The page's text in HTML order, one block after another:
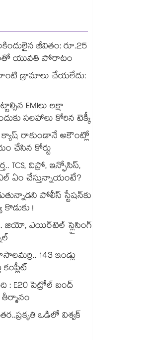
జీవితం: రూ.25
యువతి పోరాటం
డ్రామాలు చేయలేదు:
EMIలు లక్షా
సలహాలు కోరిన టెక్కీ
క్యాష్ రాకుండానే అకౌంట్లో
చేసిన కోర్టు
TCS, విప్రో, ఇన్ఫోసిస్,
ఏం చేస్తున్నాయంటే?
పోలీస్ స్టేషన్⁪కు
!
జియో, ఎయిర్‌టెల్ స్లైసింగ్
143 ఇండ్లు
: E20 పెట్రోల్ బంద్
ఒడిలో విశ్వక్